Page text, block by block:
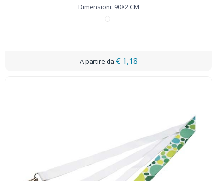
Dimensioni: 90X2 CM
€ 1,18